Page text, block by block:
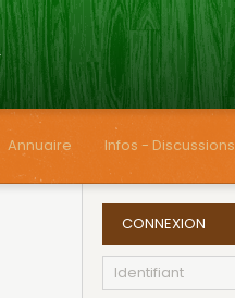
Annuaire Infos - Discussions
CONNEXION